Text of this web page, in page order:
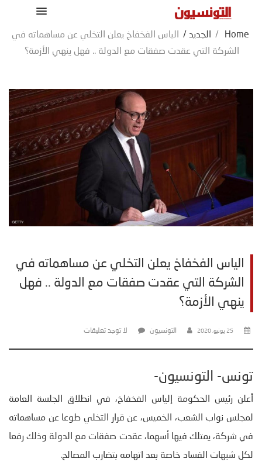
Home
/ الجديد /
الياس الفخفاخ يعلن التخلي عن مساهماته في
الشركة التي عقدت صفقات مع الدولة .. فهل ينهي الأزمة؟
الياس الفخفاخ يعلن التخلي عن مساهماته في
الشركة التي عقدت صفقات مع الدولة .. فهل
ينهي الأزمة؟
25 يونيو، 2020 التونسيون لا توجد تعليقات
تونس- التونسيون-
أعلن رئيس الحكومة إلياس الفخفاخ، في انطلاق الجلسة العامة
لمجلس نواب الشعب، الخميس، عن قرار التخلي طوعا عن مساهماته
في شركة، يمتلك فيها أسهما، عقدت صفقات مع الدولة وذلك رفعا
لكل شبهات الفساد خاصة بعد اتهامه بتضارب المصالح.